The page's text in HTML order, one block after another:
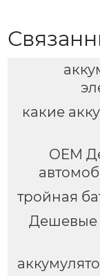
какие
OEM
тройная
Дешевые